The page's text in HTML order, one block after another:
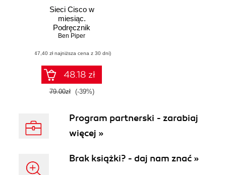
Sieci Cisco w
miesiąc.
Podręcznik
administratora
Ben Piper
(47,40 zł najniższa cena z 30 dni)
48.18 zł
79.00zł (-39%)
Program partnerski - zarabiaj
więcej »
Brak książki? - daj nam znać »